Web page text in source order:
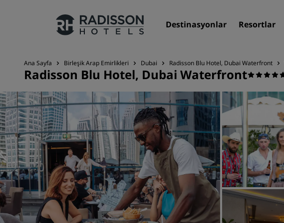
Destinasyonlar Resortlar
Markalarımız
Radisson Hotels Markaları
Ana Sayfa Birleşik Arap Emirlikleri Dubai Radisson Blu Hotel, Dubai Waterfront
Radisson Blu Hotel, Dubai Waterfront